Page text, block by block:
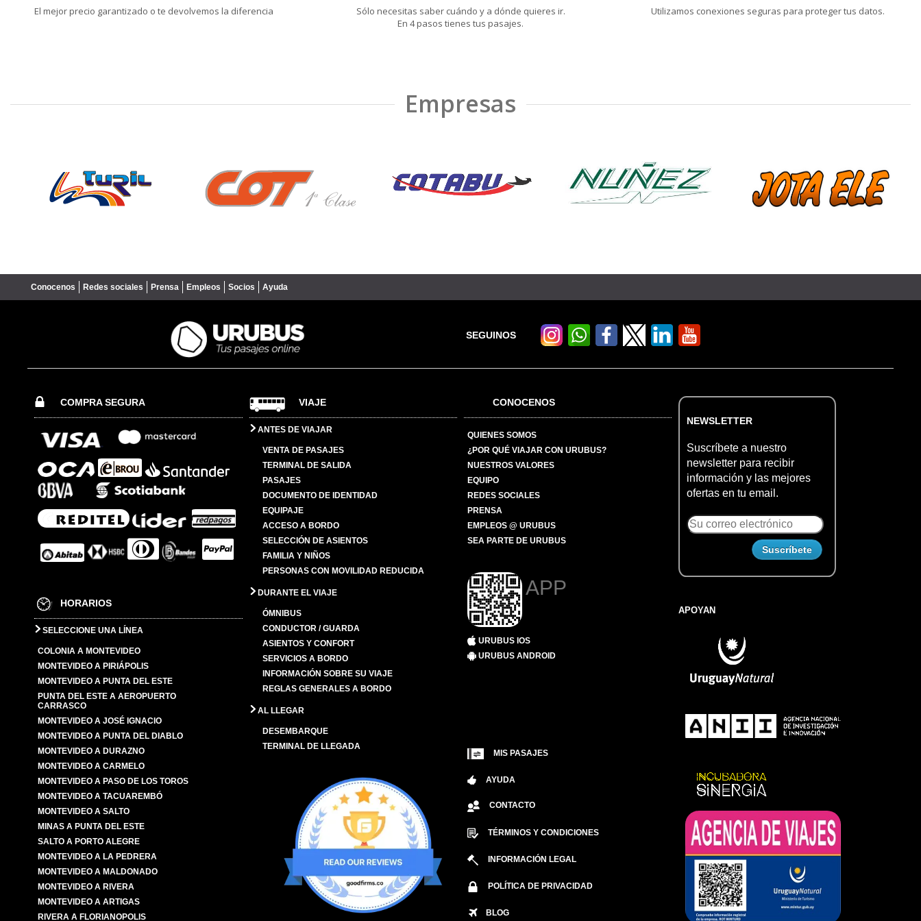
El mejor precio garantizado o te devolvemos la diferencia
Sólo necesitas saber cuándo y a dónde quieres ir.
En 4 pasos tienes tus pasajes.
Utilizamos conexiones seguras para proteger tus datos.
Empresas
Conocenos Redes sociales Prensa Empleos Socios Ayuda
SEGUINOS
COMPRA SEGURA
HORARIOS
SELECCIONE UNA LÍNEA
COLONIA A MONTEVIDEO
MONTEVIDEO A PIRIÁPOLIS
MONTEVIDEO A PUNTA DEL ESTE
PUNTA DEL ESTE A AEROPUERTO
CARRASCO
MONTEVIDEO A JOSÉ IGNACIO
MONTEVIDEO A PUNTA DEL DIABLO
MONTEVIDEO A DURAZNO
MONTEVIDEO A CARMELO
MONTEVIDEO A PASO DE LOS TOROS
MONTEVIDEO A TACUAREMBÓ
MONTEVIDEO A SALTO
MINAS A PUNTA DEL ESTE
SALTO A PORTO ALEGRE
MONTEVIDEO A LA PEDRERA
MONTEVIDEO A MALDONADO
MONTEVIDEO A RIVERA
MONTEVIDEO A ARTIGAS
RIVERA A FLORIANOPOLIS
VIAJE
ANTES DE VIAJAR
VENTA DE PASAJES
TERMINAL DE SALIDA
PASAJES
DOCUMENTO DE IDENTIDAD
EQUIPAJE
ACCESO A BORDO
SELECCIÓN DE ASIENTOS
FAMILIA Y NIÑOS
PERSONAS CON MOVILIDAD REDUCIDA
DURANTE EL VIAJE
ÓMNIBUS
CONDUCTOR / GUARDA
ASIENTOS Y CONFORT
SERVICIOS A BORDO
INFORMACIÓN SOBRE SU VIAJE
REGLAS GENERALES A BORDO
AL LLEGAR
DESEMBARQUE
TERMINAL DE LLEGADA
CONOCENOS
QUIENES SOMOS
¿POR QUÉ VIAJAR CON URUBUS?
NUESTROS VALORES
EQUIPO
REDES SOCIALES
PRENSA
EMPLEOS @ URUBUS
SEA PARTE DE URUBUS
APP
URUBUS IOS
URUBUS ANDROID
MIS PASAJES
AYUDA
CONTACTO
TÉRMINOS Y CONDICIONES
INFORMACIÓN LEGAL
POLÍTICA DE PRIVACIDAD
BLOG
NEWSLETTER
Suscríbete a nuestro
newsletter para recibir
información y las mejores
ofertas en tu email.
APOYAN